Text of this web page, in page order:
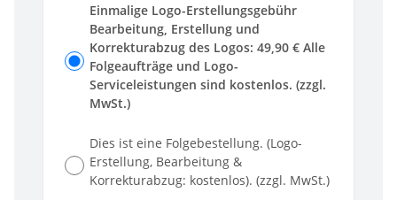
Einmalige Logo-Erstellungsgebühr
Bearbeitung, Erstellung und
Korrekturabzug des Logos: 49,90 € Alle
Folgeaufträge und Logo-
Serviceleistungen sind kostenlos. (zzgl.
MwSt.)
Dies ist eine Folgebestellung. (Logo-
Erstellung, Bearbeitung &
Korrekturabzug: kostenlos). (zzgl. MwSt.)